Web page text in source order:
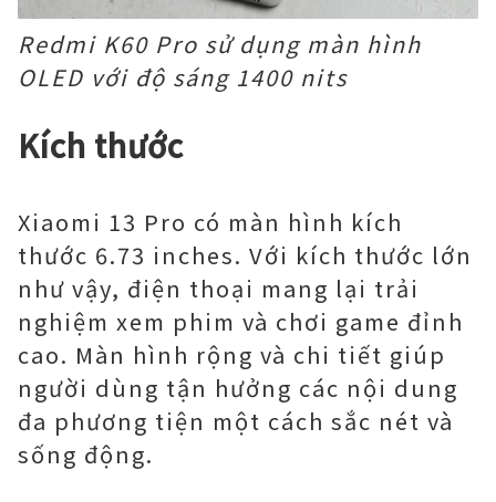
Redmi K60 Pro sử dụng màn hình
OLED với độ sáng 1400 nits
Kích thước
Xiaomi 13 Pro có màn hình kích
thước 6.73 inches. Với kích thước lớn
như vậy, điện thoại mang lại trải
nghiệm xem phim và chơi game đỉnh
cao. Màn hình rộng và chi tiết giúp
người dùng tận hưởng các nội dung
đa phương tiện một cách sắc nét và
sống động.